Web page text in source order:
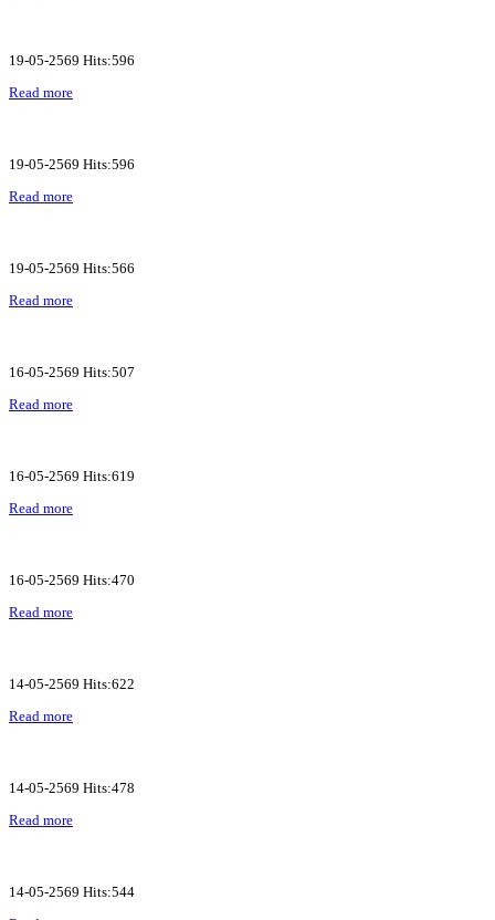
19-05-2569 Hits:596
Read more
19-05-2569 Hits:596
Read more
19-05-2569 Hits:566
Read more
16-05-2569 Hits:507
Read more
16-05-2569 Hits:619
Read more
16-05-2569 Hits:470
Read more
14-05-2569 Hits:622
Read more
14-05-2569 Hits:478
Read more
14-05-2569 Hits:544